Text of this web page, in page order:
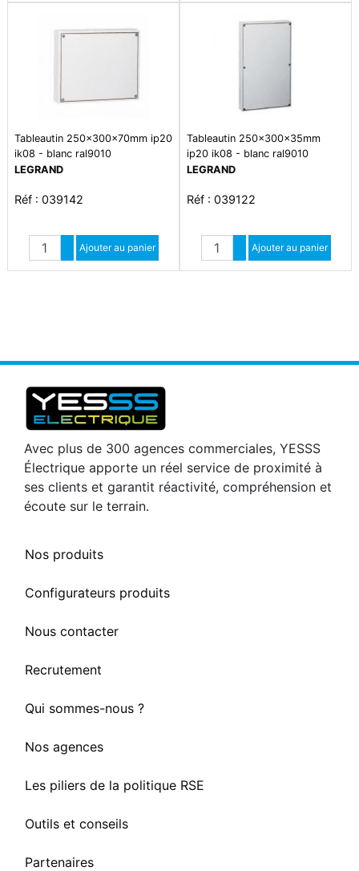
Tableautin 250x300x70mm ip20
ik08 - blanc ral9010
LEGRAND
Réf : 039142
Quantité
Augmenter quantité
Diminuer quantité
Ajouter au panier
Tableautin 250x300x35mm
ip20 ik08 - blanc ral9010
LEGRAND
Réf : 039122
Quantité
Augmenter quantité
Diminuer quantité
Ajouter au panier
Avec plus de 300 agences commerciales, YESSS
Électrique apporte un réel service de proximité à
ses clients et garantit réactivité, compréhension et
écoute sur le terrain.
Nos produits
Configurateurs produits
Nous contacter
Recrutement
Qui sommes-nous ?
Nos agences
Les piliers de la politique RSE
Outils et conseils
Partenaires